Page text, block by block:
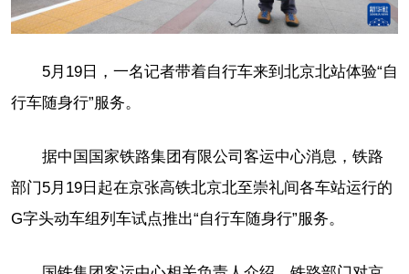
5月19日，一名记者带着自行车来到北京北站体验“自
行车随身行”服务。
据中国国家铁路集团有限公司客运中心消息，铁路
部门5月19日起在京张高铁北京北至崇礼间各车站运行的
G字头动车组列车试点推出“自行车随身行”服务。